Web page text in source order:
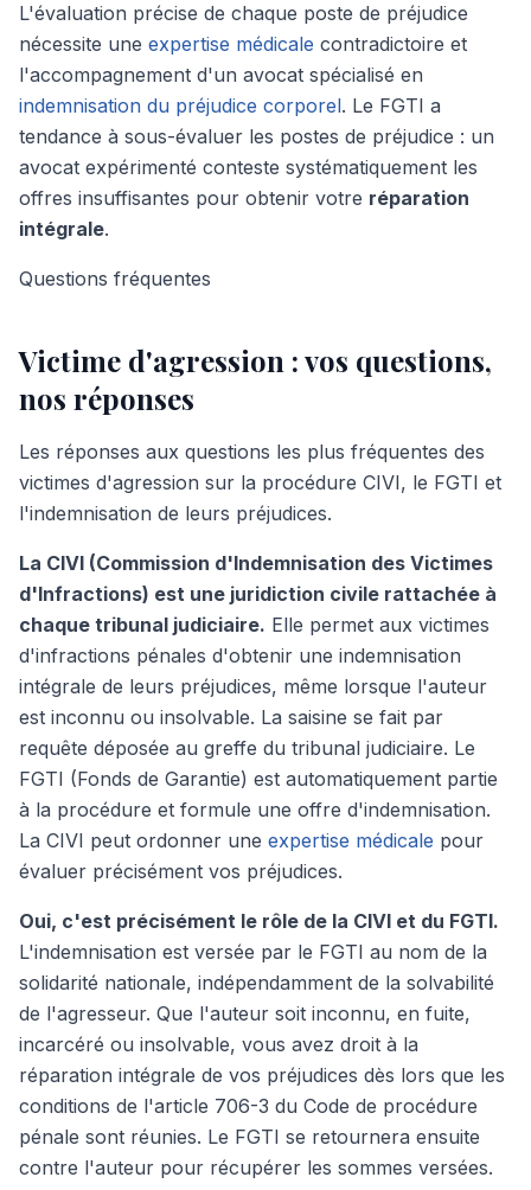
L'évaluation précise de chaque poste de préjudice
nécessite une expertise médicale contradictoire et
l'accompagnement d'un avocat spécialisé en
indemnisation du préjudice corporel. Le FGTI a
tendance à sous-évaluer les postes de préjudice : un
avocat expérimenté conteste systématiquement les
offres insuffisantes pour obtenir votre réparation
intégrale.
Questions fréquentes
Victime d'agression : vos questions,
nos réponses
Les réponses aux questions les plus fréquentes des
victimes d'agression sur la procédure CIVI, le FGTI et
l'indemnisation de leurs préjudices.
La CIVI (Commission d'Indemnisation des Victimes
d'Infractions) est une juridiction civile rattachée à
chaque tribunal judiciaire. Elle permet aux victimes
d'infractions pénales d'obtenir une indemnisation
intégrale de leurs préjudices, même lorsque l'auteur
est inconnu ou insolvable. La saisine se fait par
requête déposée au greffe du tribunal judiciaire. Le
FGTI (Fonds de Garantie) est automatiquement partie
à la procédure et formule une offre d'indemnisation.
La CIVI peut ordonner une expertise médicale pour
évaluer précisément vos préjudices.
Oui, c'est précisément le rôle de la CIVI et du FGTI.
L'indemnisation est versée par le FGTI au nom de la
solidarité nationale, indépendamment de la solvabilité
de l'agresseur. Que l'auteur soit inconnu, en fuite,
incarcéré ou insolvable, vous avez droit à la
réparation intégrale de vos préjudices dès lors que les
conditions de l'article 706-3 du Code de procédure
pénale sont réunies. Le FGTI se retournera ensuite
contre l'auteur pour récupérer les sommes versées.